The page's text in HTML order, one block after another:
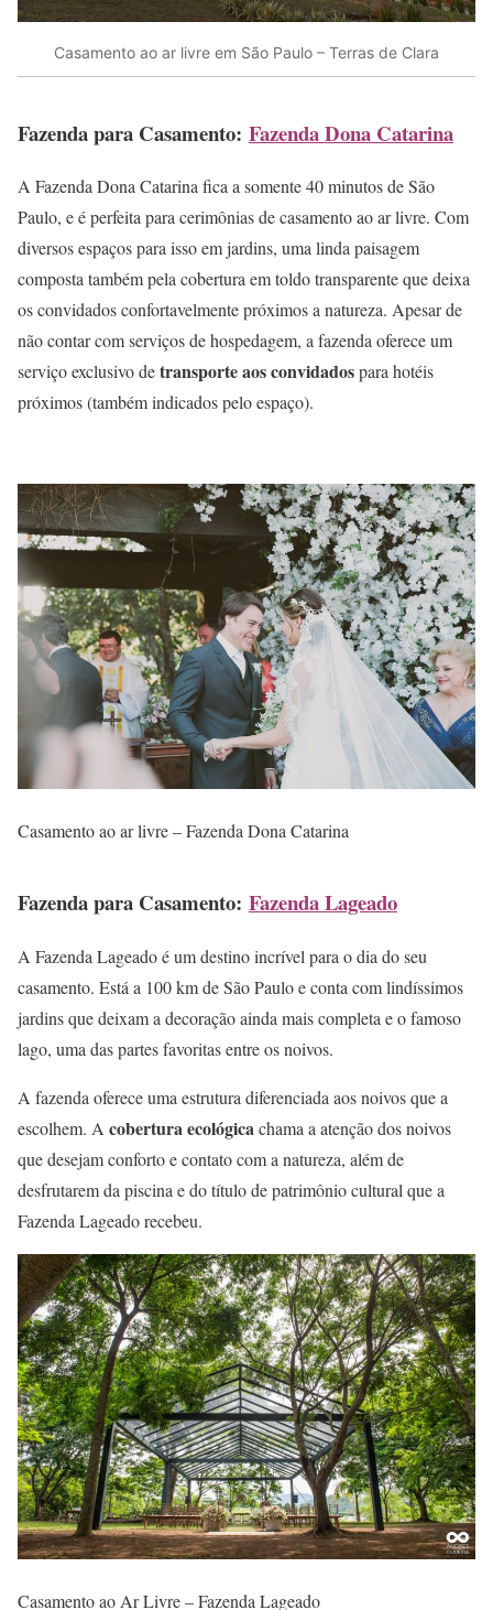
Casamento ao ar livre em São Paulo – Terras de Clara
Fazenda para Casamento: Fazenda Dona Catarina
A Fazenda Dona Catarina fica a somente 40 minutos de São
Paulo, e é perfeita para cerimônias de casamento ao ar livre. Com
diversos espaços para isso em jardins, uma linda paisagem
composta também pela cobertura em toldo transparente que deixa
os convidados confortavelmente próximos a natureza. Apesar de
não contar com serviços de hospedagem, a fazenda oferece um
serviço exclusivo detransporte aos convidadospara hotéis
próximos (também indicados pelo espaço).
Casamento ao ar livre – Fazenda Dona Catarina
Fazenda para Casamento: Fazenda Lageado
A Fazenda Lageado é um destino incrível para o dia do seu
casamento. Está a 100 km de São Paulo e conta com lindíssimos
jardins que deixam a decoração ainda mais completa e o famoso
lago, uma das partes favoritas entre os noivos.
A fazenda oferece uma estrutura diferenciada aos noivos que a
escolhem. A cobertura ecológicachama a atenção dos noivos
que desejam conforto e contato com a natureza, além de
desfrutarem da piscina e do título de patrimônio cultural que a
Fazenda Lageado recebeu.
Casamento ao Ar Livre – Fazenda Lageado